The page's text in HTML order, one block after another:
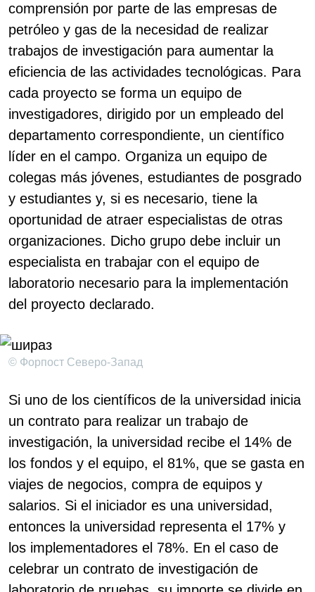
comprensión por parte de las empresas de
petróleo y gas de la necesidad de realizar
trabajos de investigación para aumentar la
eficiencia de las actividades tecnológicas. Para
cada proyecto se forma un equipo de
investigadores, dirigido por un empleado del
departamento correspondiente, un científico
líder en el campo. Organiza un equipo de
colegas más jóvenes, estudiantes de posgrado
y estudiantes y, si es necesario, tiene la
oportunidad de atraer especialistas de otras
organizaciones. Dicho grupo debe incluir un
especialista en trabajar con el equipo de
laboratorio necesario para la implementación
del proyecto declarado.
© Форпост Северо-Запад
Si uno de los científicos de la universidad inicia
un contrato para realizar un trabajo de
investigación, la universidad recibe el 14% de
los fondos y el equipo, el 81%, que se gasta en
viajes de negocios, compra de equipos y
salarios. Si el iniciador es una universidad,
entonces la universidad representa el 17% y
los implementadores el 78%. En el caso de
celebrar un contrato de investigación de